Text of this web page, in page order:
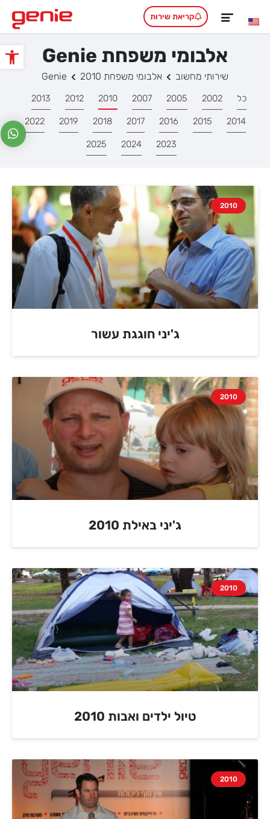
פתח
קריאת שירות
אלבומי משפחת Genie
שירותי מחשוב אלבומי משפחת Genie 2010
כל 2002
2005
2007
2010
2012
2013
2014
2015
2016
2017
2018
2019
2022
2023
2024
2025
2010
ג'יני חוגגת עשור
2010
ג'יני באילת 2010
2010
טיול ילדים ואבות 2010
2010